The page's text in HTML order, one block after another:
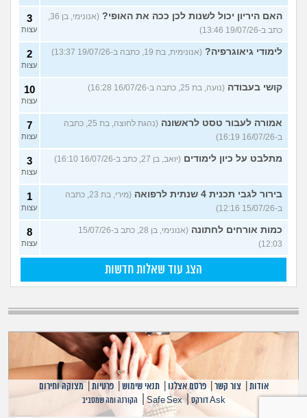
האם היריון יכול לשנות לכן ככה את האופי?
כתב ב-19/07/26 13:46)
3
עצות
לימודי גיאוגרפיה? (אנונימית, בת 19, כתבה ב-19/07/26 13:37) 2
עצות
קושי בעבודה (נועה, בת 25, כתבה ב-16/07/26 16:28) 10
עצות
אמורה לעבור טסט לראשונה
(נהגת לחוצה, בת 25, כתבה
ב-16/07/26 16:19)
7
עצות
מתלבט על כיון לימודים (יואב, בן 27, כתב ב-16/07/26 16:10) 3
עצות
בירור לגבי תכנית 4 שנתית לרפואה
(מירי, בת 23, כתבה
ב-15/07/26 12:16)
1
עצות
כמות אורחים לחתונה
(אנונימי, בן 28, כתב ב-15/07/26
12:03)
8
עצות
הצג עוד שאלות חדשות
אודות צור קשר |פרסם אצלנו |תנאי שימוש |פרטיות |מצוקה וחירום
Ask דורקס |
Safe Sex
| הקורנה ומה שמסביב